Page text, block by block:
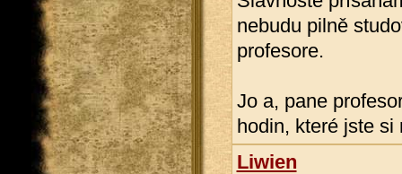
nebudu pilně
profesore.
Jo a, pane
hodin, které jste si
Liwien